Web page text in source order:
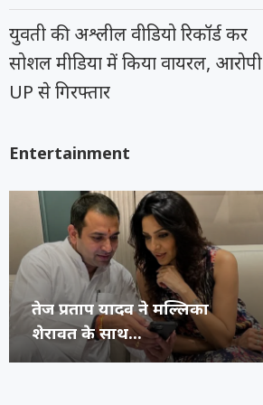
युवती की अश्लील वीडियो रिकॉर्ड कर
सोशल मीडिया में किया वायरल, आरोपी
UP से गिरफ्तार
Entertainment
अभिनेता प्रदीप रावत का 74 वर्ष
की उम्र...